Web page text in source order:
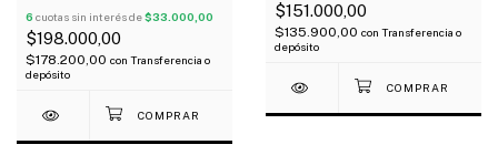
Oferta!
6 cuotas sin interés de$33.000,00
$198.000,00
$178.200,00 con Transferencia o
depósito
$151.000,00
$135.900,00 con Transferencia o
depósito